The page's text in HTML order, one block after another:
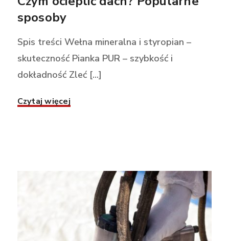
sposoby
Spis treści Wełna mineralna i styropian –
skuteczność Pianka PUR – szybkość i
dokładność Zleć [...]
Czytaj więcej